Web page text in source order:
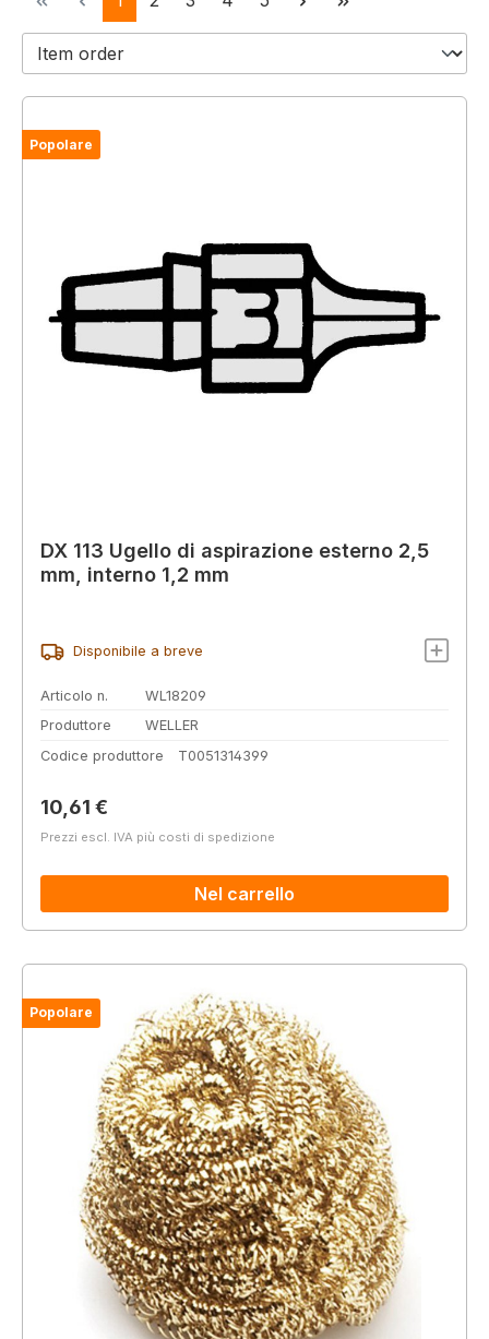
Popolare
DX 113 Ugello di aspirazione esterno 2,5
mm, interno 1,2 mm
Disponibile a breve
Articolo n.
WL18209
Produttore
WELLER
Codice produttore
T0051314399
Prezzo normale:
10,61 €
Prezzi escl. IVA più costi di spedizione
Nel carrello
Popolare